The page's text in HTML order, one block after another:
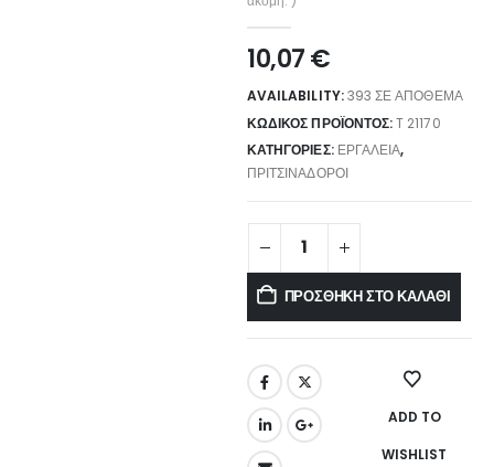
10,07€
AVAILABILITY:393 ΣΕ ΑΠΌΘΕΜΑ
ΚΩΔΙΚΌΣ ΠΡΟΪΌΝΤΟΣ:T 21170
ΚΑΤΗΓΟΡΊΕΣ: ΕΡΓΑΛΕΊΑ,
ΠΡΙΤΣΙΝΑΔΌΡΟΙ
ΠΡΟΣΘΉΚΗ ΣΤΟ ΚΑΛΆΘΙ
ADD TO
WISHLIST